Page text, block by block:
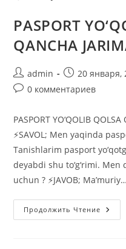
PASPORT
QANCHA
Автор
записи:
admin
Запись
опубликована:
20 января,
Комментарии
записи:
0 комментариев
PASPORT YO‘QOLIB
⚡️SAVOL; Men yaqinda
Tanishlarim pasport
deyabdi shu to‘g‘rimi.
uchun ? ⚡️JAVOB; Ma’muriy…
Продолжить Чтение